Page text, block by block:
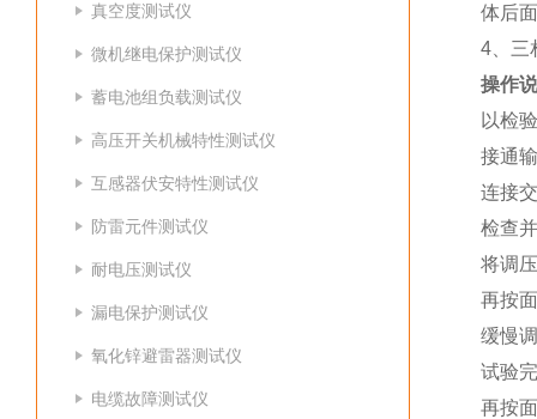
真空度测试仪
微机继电保护测试仪
蓄电池组负载测试仪
高压开关机械特性测试仪
互感器伏安特性测试仪
防雷元件测试仪
耐电压测试仪
漏电保护测试仪
氧化锌避雷器测试仪
电缆故障测试仪
体后
4、三
操作
以检
接通
连接
检查
将调
再按
缓慢
试验
再按